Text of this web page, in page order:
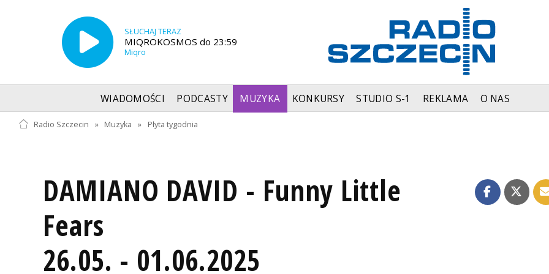
SŁUCHAJ TERAZ
MIQROKOSMOS do 23:59
Miqro
WIADOMOŚCI PODCASTY MUZYKA KONKURSY STUDIO S-1 REKLAMA O NAS
Radio Szczecin » Muzyka » Płyta tygodnia
DAMIANO DAVID - Funny Little
Fears
26.05. - 01.06.2025